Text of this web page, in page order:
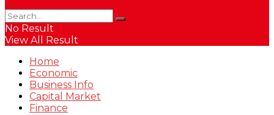
No Result
View All Result
Home
Economic
Business Info
Capital Market
Finance